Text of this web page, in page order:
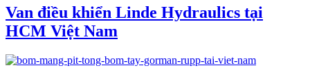
Van điều khiển Linde Hydraulics tại
HCM Việt Nam